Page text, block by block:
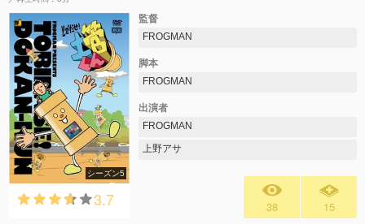
シーズン5
3.7
監督
FROGMAN
脚本
FROGMAN
出演者
FROGMAN
上野アサ
38 15